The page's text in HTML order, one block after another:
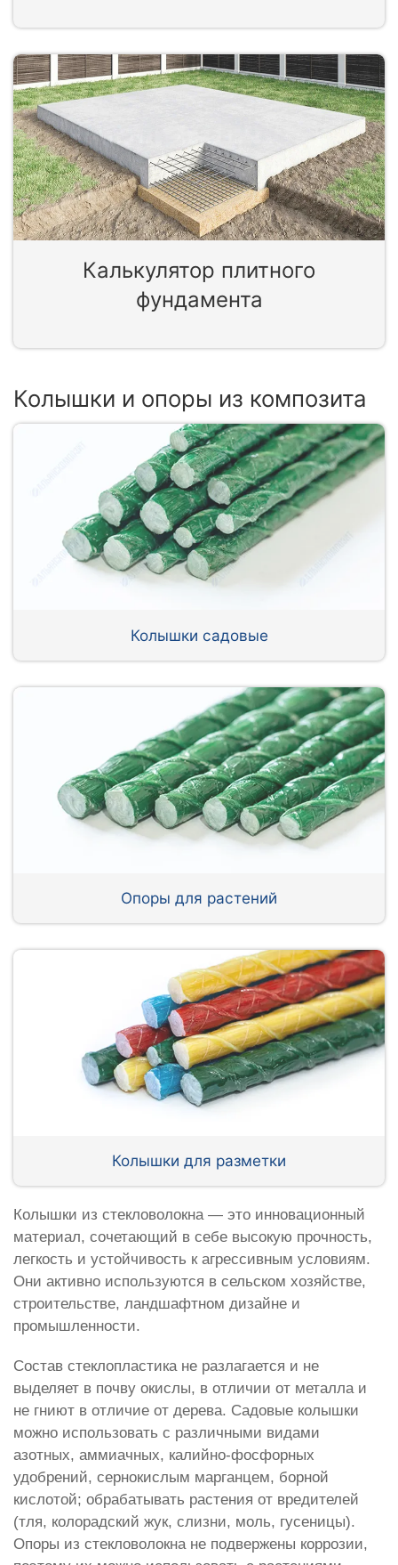
Калькулятор плитного
фундамента
Колышки и опоры из композита
Колышки садовые
Опоры для растений
Колышки для разметки
Колышки из стекловолокна — это инновационный
материал, сочетающий в себе высокую прочность,
легкость и устойчивость к агрессивным условиям.
Они активно используются в сельском хозяйстве,
строительстве, ландшафтном дизайне и
промышленности.
Состав стеклопластика не разлагается и не
выделяет в почву окислы, в отличии от металла и
не гниют в отличие от дерева. Садовые колышки
можно использовать с различными видами
азотных, аммиачных, калийно-фосфорных
удобрений, сернокислым марганцем, борной
кислотой; обрабатывать растения от вредителей
(тля, колорадский жук, слизни, моль, гусеницы).
Опоры из стекловолокна не подвержены коррозии,